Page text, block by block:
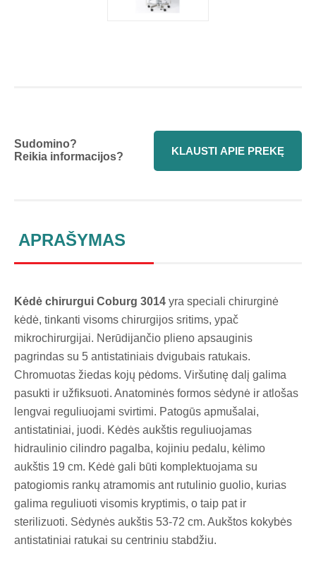
Sudomino?
Reikia informacijos?
KLAUSTI APIE PREKĘ
APRAŠYMAS
Kėdė chirurgui Coburg 3014 yra speciali chirurginė
kėdė, tinkanti visoms chirurgijos sritims, ypač
mikrochirurgijai. Nerūdijančio plieno apsauginis
pagrindas su 5 antistatiniais dvigubais ratukais.
Chromuotas žiedas kojų pėdoms. Viršutinę dalį galima
pasukti ir užfiksuoti. Anatominės formos sėdynė ir atlošas
lengvai reguliuojami svirtimi. Patogūs apmušalai,
antistatiniai, juodi. Kėdės aukštis reguliuojamas
hidraulinio cilindro pagalba, kojiniu pedalu, kėlimo
aukštis 19 cm. Kėdė gali būti komplektuojama su
patogiomis rankų atramomis ant rutulinio guolio, kurias
galima reguliuoti visomis kryptimis, o taip pat ir
sterilizuoti. Sėdynės aukštis 53-72 cm. Aukštos kokybės
antistatiniai ratukai su centriniu stabdžiu.